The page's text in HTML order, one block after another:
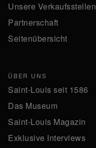
Unsere Verkaufsstellen
Partnerschaft
Seitenübersicht
ÜBER UNS
Saint-Louis seit 1586
Das Museum
Saint-Louis Magazin
Exklusive Interviews